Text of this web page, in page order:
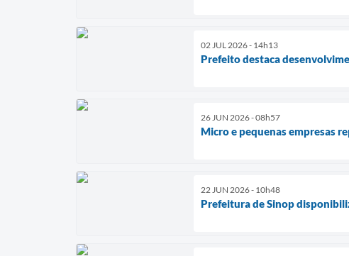
02 JUL 2026 - 14h13
Prefeito destaca
26 JUN 2026 - 08h57
Micro e pequenas empresas
22 JUN 2026 - 10h48
Prefeitura de Sinop